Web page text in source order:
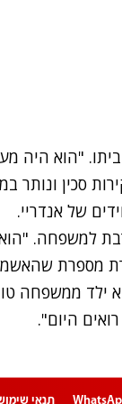
"הוא היה
של אנדריי.
למשפחה. "הוא
מספרת
ילד ממשפחה
היום".
תנאי